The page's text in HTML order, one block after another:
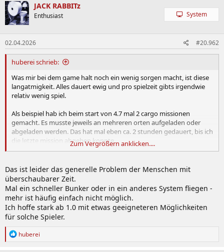
JACK RABBITz
Enthusiast System
02.04.2026 #20.962
huberei schrieb:
Was mir bei dem game halt noch ein wenig sorgen macht, ist diese
langatmigkeit. Alles dauert ewig und pro spielzeit gibts irgendwie
relativ wenig spiel.
Als beispiel hab ich beim start von 4.7 mal 2 cargo missionen
gemacht. Es musste jeweils an mehreren orten aufgeladen oder
abgeladen werden. Das hat mal eben ca. 2 stunden gedauert, bis ich
die letzte mission abgeben konnte.
habe, weckte bei mir eher langeweile als den wunsch weiter zu
spielen.
Wie seht ihr das?
Zum Vergrößern anklicken....
Das ist leider das generelle Problem der Menschen mit
überschaubarer Zeit.
Mal ein schneller Bunker oder in ein anderes System fliegen -
mehr ist häufig einfach nicht möglich.
Ich hoffe stark ab 1.0 mit etwas geeigneteren Möglichkeiten
für solche Spieler.
R
huberei